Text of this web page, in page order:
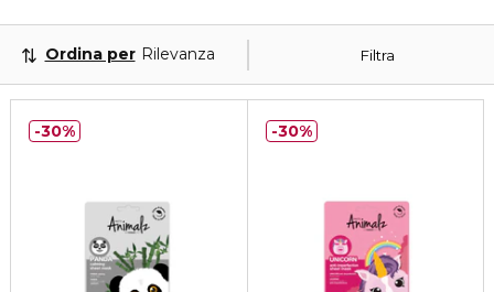
Filtra
Ordina per Rilevanza
30% 30%